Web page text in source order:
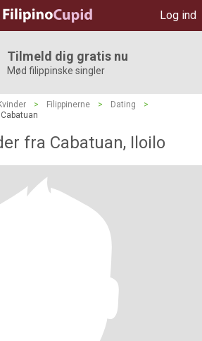
Log ind
Tilmeld dig gratis nu
Mød filippinske singler
> Filippinerne > Dating
>
Cabatuan
fra Cabatuan, Iloilo